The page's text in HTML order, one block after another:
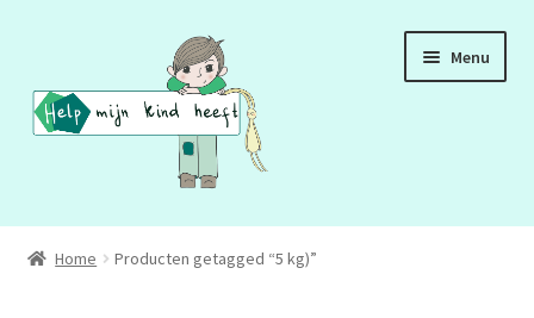
naar
navigatie
de
inhoud
Menu
ADD
Home Producten getagged “5 kg)”